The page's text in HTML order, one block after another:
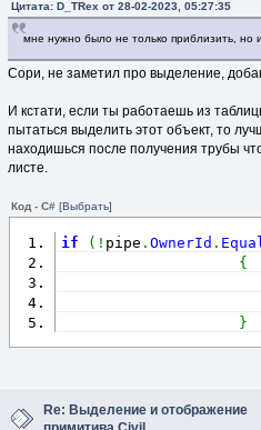
Dim
Dim
''
provided (Center and
If
pCenter.Y)
Else
Limits mode
Цитата: D_TRex от 28-02-2023, 05:27:35
мне нужно было не только приблизить, но
Сори, не заметил про выделение,
И кстати, если ты работаешь из
пытаться выделить этот объект, то
находишься после получения трубы
листе.
Код - C# [Выбрать]
if ( ! pipe .OwnerId .
{
}
Re: Выделение и отображение